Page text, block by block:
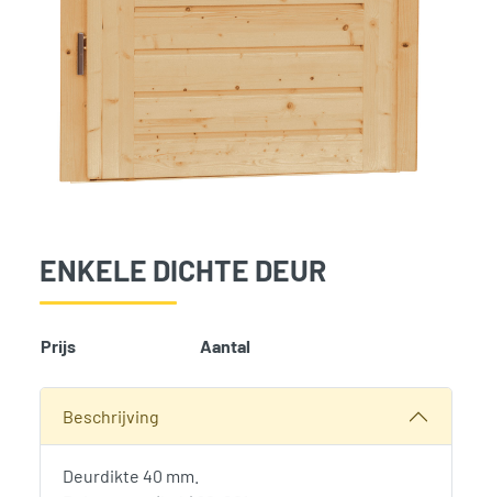
ENKELE DICHTE DEUR
Prijs Aantal
Beschrijving
Deurdikte 40 mm.